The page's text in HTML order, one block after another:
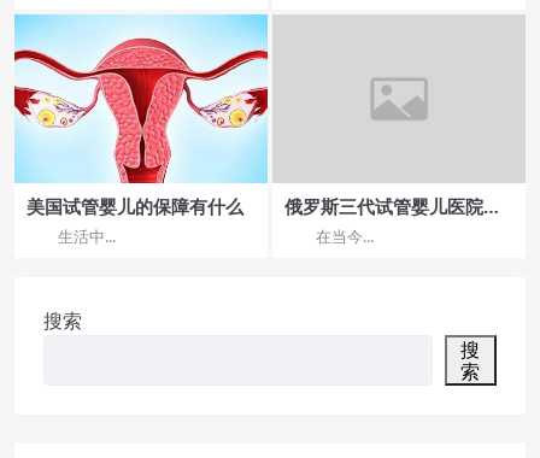
美国试管婴儿的保障有什么
生活中...
俄罗斯三代试管婴儿医院排
名费用明细表
在当今...
搜索
搜
索